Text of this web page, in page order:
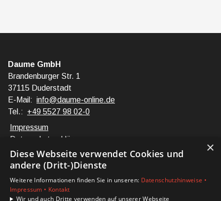
Daume GmbH
Brandenburger Str. 1
37115 Duderstadt
E-Mail: info@daume-online.de
Tel.: +49 5527 98 02-0
Impressum
Datenschutzerklärung
Barrierefreiheitserklärung
Privatkunden
Karriere
×
Diese Webseite verwendet Cookies und
andere (Dritt-)Dienste
Weitere Informationen finden Sie in unseren: Datenschutzhinweise •
Impressum • Kontakt
Wir und auch Dritte verwenden auf unserer Webseite